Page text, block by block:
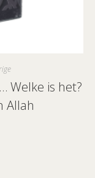
Welke is het?
Allah